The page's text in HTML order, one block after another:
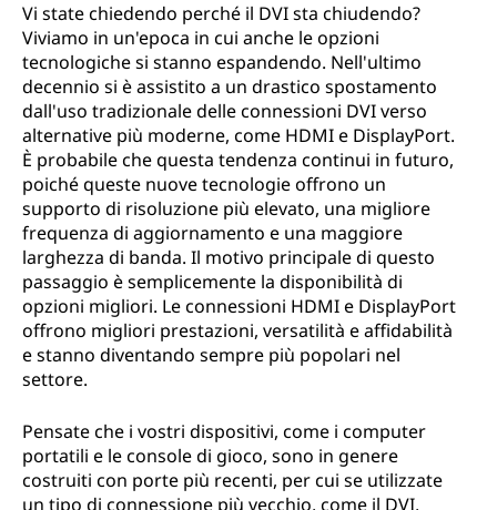
Vi state chiedendo perché il DVI sta chiudendo?
Viviamo in un'epoca in cui anche le opzioni
tecnologiche si stanno espandendo. Nell'ultimo
decennio si è assistito a un drastico spostamento
dall'uso tradizionale delle connessioni DVI verso
alternative più moderne, come HDMI e DisplayPort.
È probabile che questa tendenza continui in futuro,
poiché queste nuove tecnologie offrono un
supporto di risoluzione più elevato, una migliore
frequenza di aggiornamento e una maggiore
larghezza di banda. Il motivo principale di questo
passaggio è semplicemente la disponibilità di
opzioni migliori. Le connessioni HDMI e DisplayPort
offrono migliori prestazioni, versatilità e affidabilità
e stanno diventando sempre più popolari nel
settore.
Pensate che i vostri dispositivi, come i computer
portatili e le console di gioco, sono in genere
costruiti con porte più recenti, per cui se utilizzate
un tipo di connessione più vecchio, come il DVI,